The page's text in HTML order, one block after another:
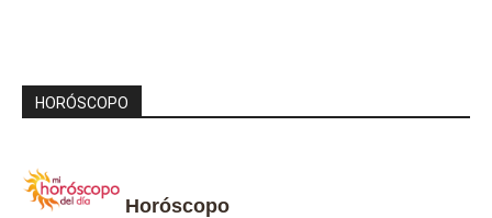
HORÓSCOPO
Horóscopo